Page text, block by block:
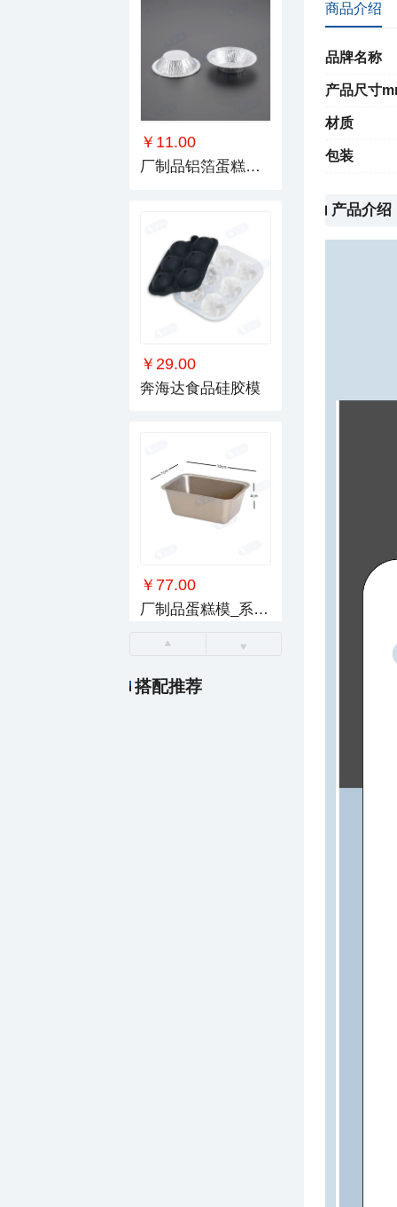
￥11.00
厂制品铝箔蛋糕模_系列1
￥29.00
奔海达食品硅胶模
￥77.00
厂制品蛋糕模_系列4
搭配推荐
商品介绍
品牌名称
产品尺寸
材质
包装
产品介绍